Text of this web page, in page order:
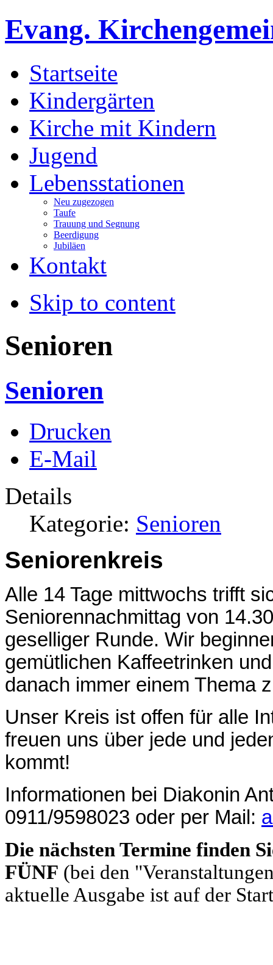
Evang.
Startseite
Kindergärten
Kirche mit Kindern
Jugend
Lebensstationen
Neu zugezogen
Taufe
Trauung und Segnung
Beerdigung
Jubiläen
Kontakt
Skip to content
Senioren
Senioren
Drucken
E-Mail
Details
Kategorie: Senioren
Seniorenkreis
Alle 14 Tage mittwochs trifft
Seniorennachmittag von
geselliger Runde. Wir
gemütlichen Kaffeetrinken
danach immer einem Thema
Unser Kreis ist offen für alle
freuen uns über jede und
kommt!
Informationen bei Diakonin
0911/9598023 oder per Mail:
Die nächsten Termine finden
FÜNF (bei den
aktuelle Ausgabe ist auf der